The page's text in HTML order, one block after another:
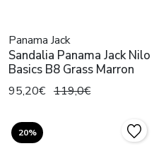
Panama Jack
Sandalia Panama Jack Nilo
Basics B8 Grass Marron
95,20€ 119,0€
20%